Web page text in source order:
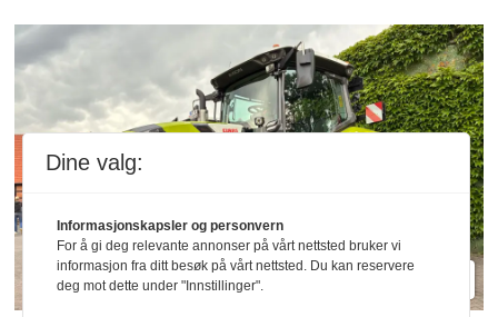
Dine valg:
Informasjonskapsler og personvern
For å gi deg relevante annonser på vårt nettsted bruker vi
informasjon fra ditt besøk på vårt nettsted. Du kan reservere
deg mot dette under "Innstillinger".